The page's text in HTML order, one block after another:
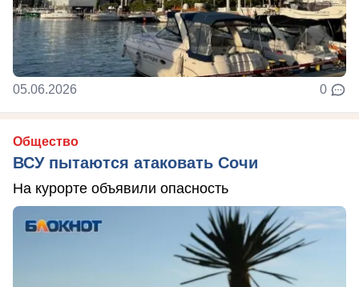
05.06.2026 0
Общество
ВСУ пытаются атаковать Сочи
На курорте объявили опасность